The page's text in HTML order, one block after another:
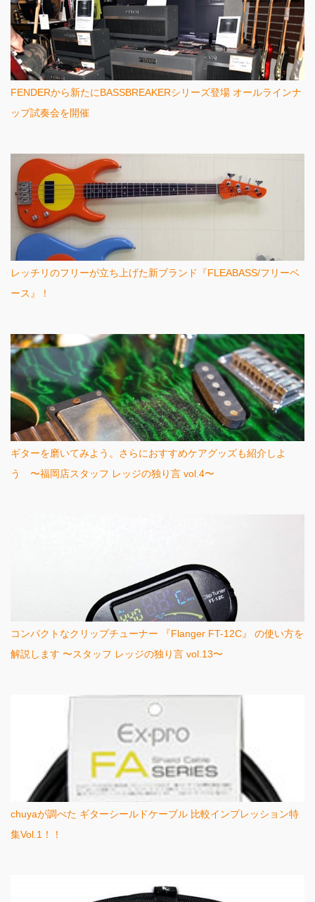
FENDERから新たにBASSBREAKERシリーズ登場 オールラインナ
ップ試奏会を開催
レッチリのフリーが立ち上げた新ブランド『FLEABASS/フリーベ
ース』！
ギターを磨いてみよう。さらにおすすめケアグッズも紹介しよ
う 〜福岡店スタッフ レッジの独り言 vol.4〜
コンパクトなクリップチューナー 『Flanger FT-12C』 の使い方を
解説します 〜スタッフ レッジの独り言 vol.13〜
chuyaが調べた ギターシールドケーブル 比較インプレッション特
集Vol.1！！